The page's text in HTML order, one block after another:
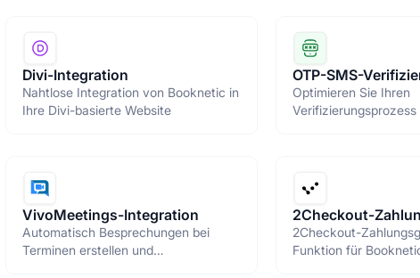
Divi-Integration
Nahtlose Integration von Booknetic in
Ihre Divi-basierte Website
OTP-SMS-
Optimieren Sie Ihren
VivoMeetings-Integration
Automatisch Besprechungen bei
Terminen erstellen und
2Checkout-
2Checkout-
Funktion für